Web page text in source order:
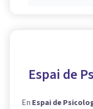
Espai de
En Espai de